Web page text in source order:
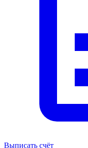
Выписать счёт